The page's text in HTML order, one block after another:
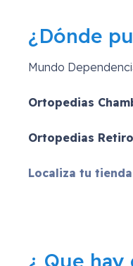
¿Dónde
Mundo
Ortopedias
Ortopedias Retiro
Localiza tu
¿ Que hay